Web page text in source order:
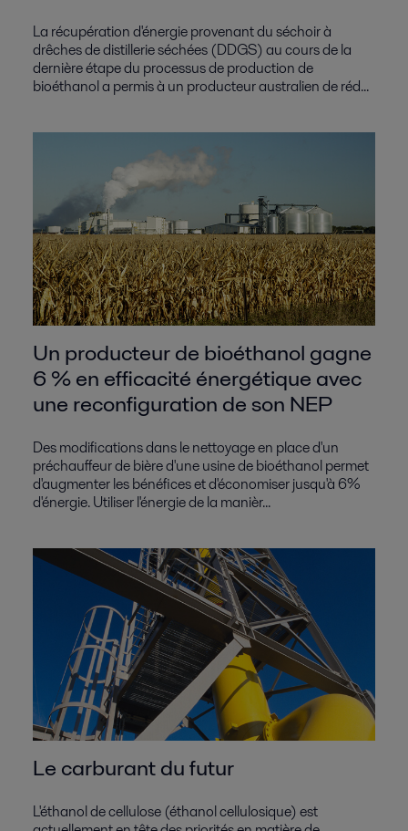
La récupération d'énergie provenant du séchoir à
drêches de distillerie séchées (DDGS) au cours de la
dernière étape du processus de production de
bioéthanol a permis à un producteur australien de réd...
Un producteur de bioéthanol gagne
6 % en efficacité énergétique avec
une reconfiguration de son NEP
Des modifications dans le nettoyage en place d'un
préchauffeur de bière d'une usine de bioéthanol permet
d'augmenter les bénéfices et d'économiser jusqu'à 6%
d'énergie. Utiliser l'énergie de la manièr...
Le carburant du futur
L'éthanol de cellulose (éthanol cellulosique) est